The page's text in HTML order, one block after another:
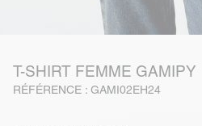
T-SHIRT FEMME GAMIPY
RÉFÉRENCE : GAMI02EH24